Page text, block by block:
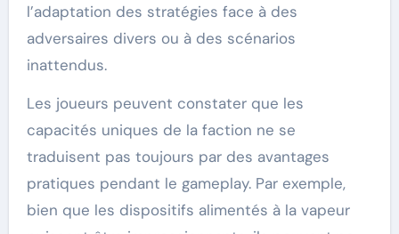
l’adaptation des stratégies face à des
adversaires divers ou à des scénarios
inattendus.
Les joueurs peuvent constater que les
capacités uniques de la faction ne se
traduisent pas toujours par des avantages
pratiques pendant le gameplay. Par exemple,
bien que les dispositifs alimentés à la vapeur